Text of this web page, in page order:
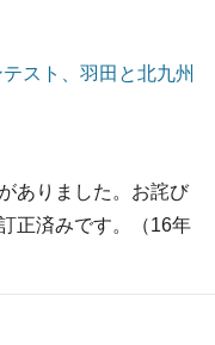
スト、羽田と北九州
ありました。お詫び
正済みです。（16年